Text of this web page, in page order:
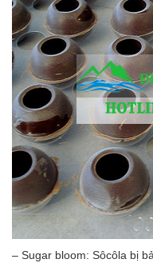
– Sugar bloom: Sôcôla bị